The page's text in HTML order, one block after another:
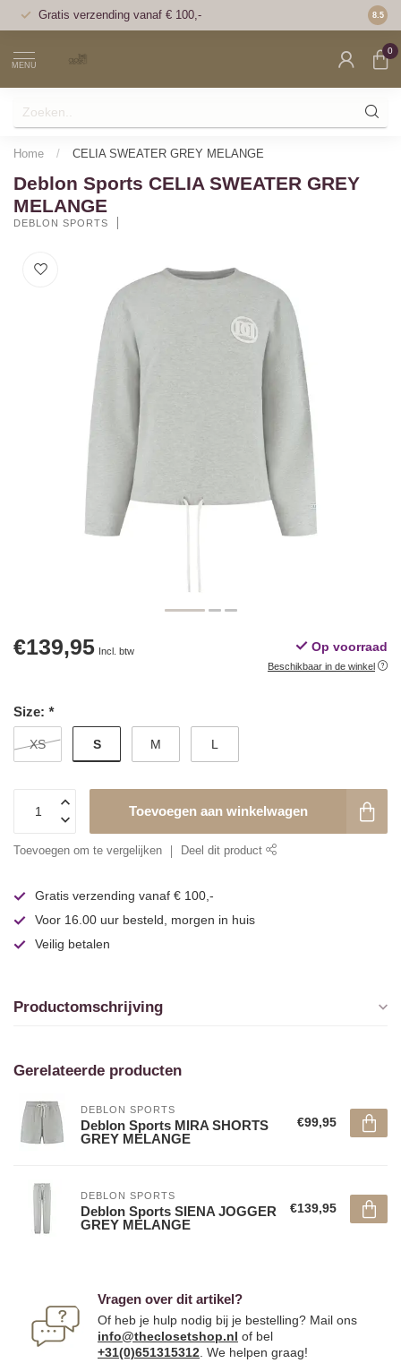
Gratis verzending vanaf € 100,- Voor
8.5
MENU
0
Home / CELIA SWEATER GREY MELANGE
Deblon Sports CELIA SWEATER GREY
MELANGE
DEBLON SPORTS
€139,95 Incl. btw Op voorraad
Beschikbaar in de winkel
Size: *
XS S M L
Toevoegen aan winkelwagen
Toevoegen om te vergelijken Deel dit product
Gratis verzending vanaf € 100,-
Voor 16.00 uur besteld, morgen in huis
Veilig betalen
Productomschrijving
Gerelateerde producten
DEBLON SPORTS
Deblon Sports MIRA SHORTS
GREY MELANGE
€99,95
DEBLON SPORTS
Deblon Sports SIENA JOGGER
GREY MELANGE
€139,95
Vragen over dit artikel?
Of heb je hulp nodig bij je bestelling? Mail ons
info@theclosetshop.nl of bel
+31(0)651315312 . We helpen graag!